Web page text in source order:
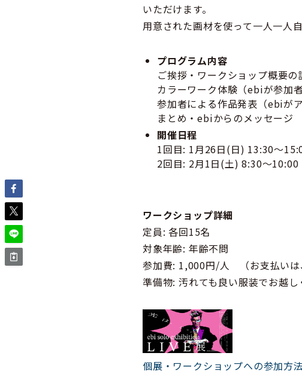
いただけます。
用意された画材を使って一人一人
プログラム内容
ご挨拶・ワークショップ概要の
カラーワーク体験（ebiが参加
参加者による作品発表（ebiがア
まとめ・ebiからのメッセージ
開催日程
1回目: 1月26日(日) 13:30～
2回目: 2月1日(土) 8:30～10:00
ワークショップ詳細
定員: 各回15名
対象年齢: 年齢不問
参加費: 1,000円/人 （お支払いは
準備物: 汚れても良い服装でお越
個展・ワークショップへの参加方